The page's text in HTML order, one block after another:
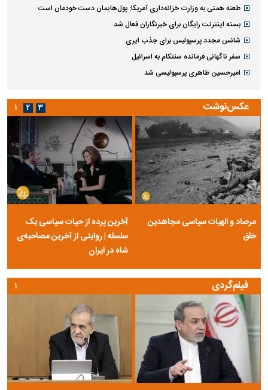
طعنه همتی به وزارت خزانه‌داری آمریکا: پول‌هایمان دست خودمان است
بسته اینترنت رایگان برای خبرنگاران فعال شد
شانس مجدد پرسپولیس برای جذب ایری
سفر ناگهانی فرمانده سنتکام به اسرائیل
امیرحسین طاهری پرسپولیسی شد
عکس‌نوشت
مرصاد و الهیات سیاسی مجاهدین
خلق
آخرین پرده از حیات سیاسی یک
سلسله | روایتی از آخرین مصاحبه‌ی
شاه در ایران
۱ ۲ ۳
فیلم‌گردی ۱